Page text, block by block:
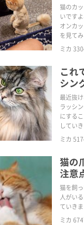
猫のカ
いです
オンカ
を見て
ミカ
これ
シン
最近抜
ラッシ
にする
していき
ミカ
猫の
注意
猫を飼
人がい
ていきま
ミカ